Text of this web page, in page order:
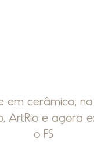
em cerâmica,
ArtRio e agora
o FS